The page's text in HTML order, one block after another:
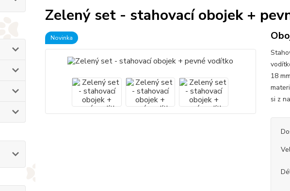
Zelený set - stahovací obojek +
Novinka
18
si z